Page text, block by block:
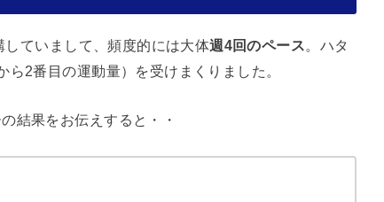
ていまして、頻度的には大体週4回のペース。ハタ
2番目の運動量）を受けまくりました。
結果をお伝えすると・・